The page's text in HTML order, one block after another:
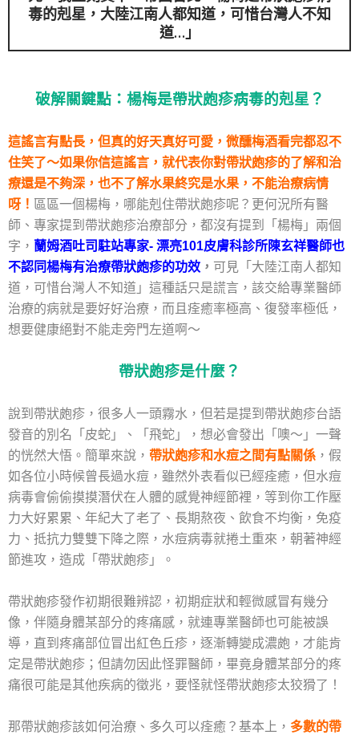
毒的剋星，大陸江南人都知道，可惜台灣人不知
道…」
破解關鍵點：楊梅是帶狀皰疹病毒的剋星？
這謠言有點長，但真的好天真好可愛，微醺梅酒看完都忍不
住笑了～如果你信這謠言，就代表你對帶狀皰疹的了解和治
療還是不夠深，也不了解水果終究是水果，不能治療病情
呀！ 區區一個楊梅，哪能剋住帶狀皰疹呢？更何況所有醫
師、專家提到帶狀皰疹治療部分，都沒有提到「楊梅」兩個
字， 蘭姆酒吐司駐站專家- 漂亮101皮膚科診所陳玄祥醫師也
不認同楊梅有治療帶狀皰疹的功效 ， 可見「大陸江南人都知
道，可惜台灣人不知道」這種話只是謊言，該交給專業醫師
治療的病就是要好好治療，而且痊癒率極高、復發率極低，
想要健康絕對不能走旁門左道啊～
帶狀皰疹是什麼？
說到帶狀皰疹，很多人一頭霧水，但若是提到帶狀皰疹台語
發音的別名「皮蛇」、「飛蛇」，想必會發出「噢～」一聲
的恍然大悟。簡單來說， 帶狀皰疹和水痘之間有點關係 ，假
如各位小時候曾長過水痘，雖然外表看似已經痊癒，但水痘
病毒會偷偷摸摸潛伏在人體的感覺神經節裡，等到你工作壓
力大好累累、年紀大了老了、長期熬夜、飲食不均衡，免疫
力、抵抗力雙雙下降之際，水痘病毒就捲土重來，朝著神經
節進攻，造成「帶狀皰疹」。
帶狀皰疹發作初期很難辨認，初期症狀和輕微感冒有幾分
像，伴隨身體某部分的疼痛感，就連專業醫師也可能被誤
導，直到疼痛部位冒出紅色丘疹，逐漸轉變成濃皰，才能肯
定是帶狀皰疹；但請勿因此怪罪醫師，畢竟身體某部分的疼
痛很可能是其他疾病的徵兆，要怪就怪帶狀皰疹太狡猾了！
那帶狀皰疹該如何治療、多久可以痊癒？基本上， 多數的帶